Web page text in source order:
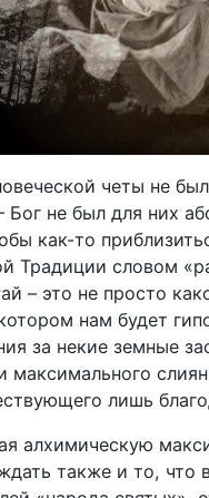
четы не
Бог не был для них
как-то
Традиции словом
– это не просто
нам будет
за некие земные
максимального
лишь
алхимическую
также и то, что